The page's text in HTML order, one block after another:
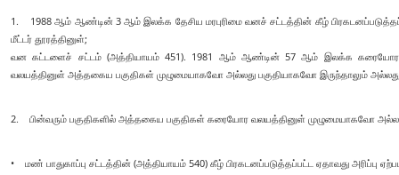
1. 1988 ஆம் ஆண்டின் 3 ஆம் இலக்க தேசிய மரபுரிமை வனச் சட்டத்தின் கீழ்
மீட்டர் தூரத்தினுள்;
வன கட்டளைச் சட்டம் (அத்தியாயம் 451). 1981 ஆம் ஆண்டின் 57 ஆம் இலக்க கரையோர
வலயத்தினுள் அத்தகைய பகுதிகள் முழுமையாகவோ அல்லது பகுதியாகவோ இருந்தாலும் அல்லது
2. பின்வரும் பகுதிகளில் அத்தகைய பகுதிகள் கரையோர வலயத்தினுள் முழுமையாகவோ
• மண் பாதுகாப்பு சட்டத்தின் (அத்தியாயம் 540) கீழ் பிரகடனப்படுத்தப்பட்ட ஏதாவது அரிப்பு